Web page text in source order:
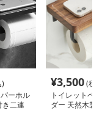
ーホル
き二連
¥3,500(税
トイレットペ
ダー 天然木製